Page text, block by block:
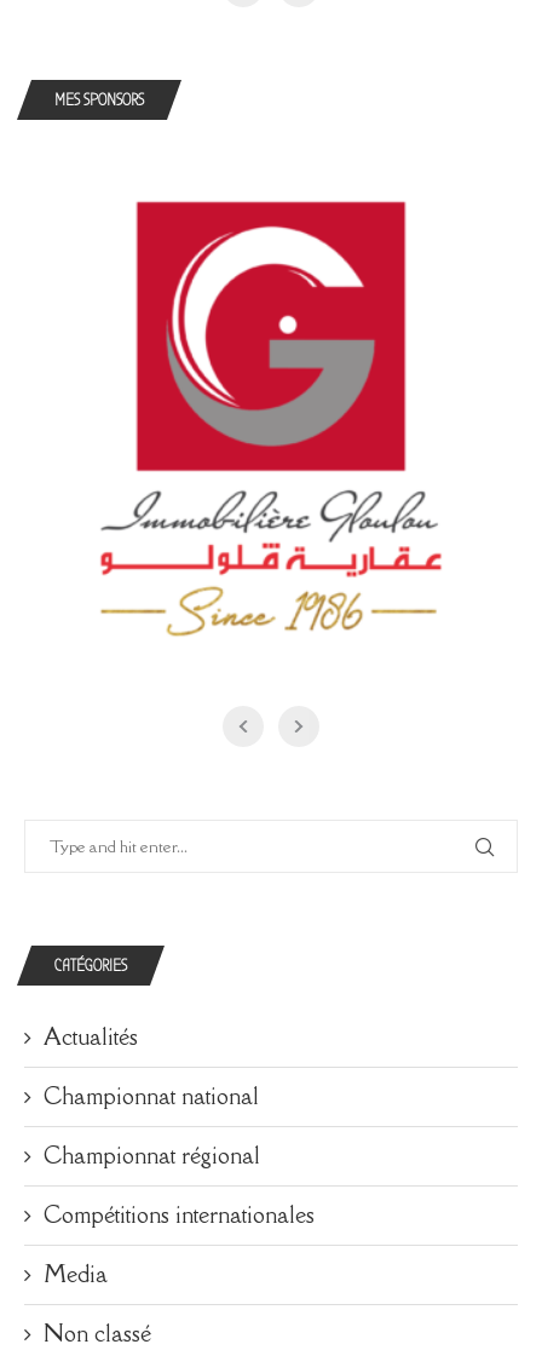
MES SPONSORS
CATÉGORIES
Actualités
Championnat national
Championnat régional
Compétitions internationales
Media
Non classé